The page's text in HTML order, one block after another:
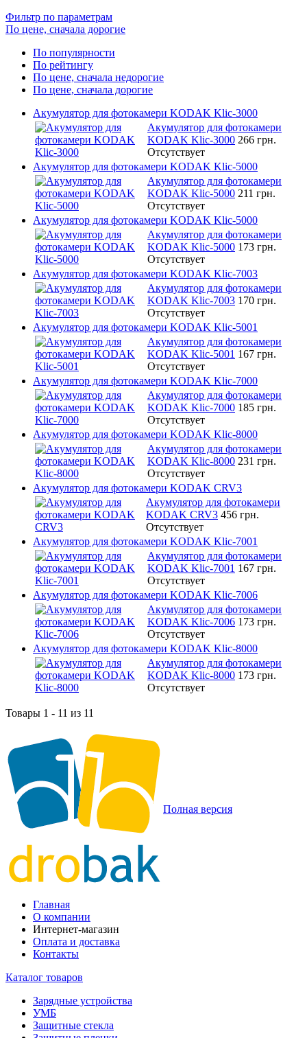
Фильтр по параметрам
По цене, сначала дорогие
По популярности
По рейтингу
По цене, сначала недорогие
По цене, сначала дорогие
Акумулятор для фотокамери KODAK Klic-3000
Акумулятор для фотокамери
KODAK Klic-3000 266 грн.
Отсутствует
Акумулятор для фотокамери KODAK Klic-5000
Акумулятор для фотокамери
KODAK Klic-5000 211 грн.
Отсутствует
Акумулятор для фотокамери KODAK Klic-5000
Акумулятор для фотокамери
KODAK Klic-5000 173 грн.
Отсутствует
Акумулятор для фотокамери KODAK Klic-7003
Акумулятор для фотокамери
KODAK Klic-7003 170 грн.
Отсутствует
Акумулятор для фотокамери KODAK Klic-5001
Акумулятор для фотокамери
KODAK Klic-5001 167 грн.
Отсутствует
Акумулятор для фотокамери KODAK Klic-7000
Акумулятор для фотокамери
KODAK Klic-7000 185 грн.
Отсутствует
Акумулятор для фотокамери KODAK Klic-8000
Акумулятор для фотокамери
KODAK Klic-8000 231 грн.
Отсутствует
Акумулятор для фотокамери KODAK CRV3
Акумулятор для фотокамери
KODAK CRV3 456 грн.
Отсутствует
Акумулятор для фотокамери KODAK Klic-7001
Акумулятор для фотокамери
KODAK Klic-7001 167 грн.
Отсутствует
Акумулятор для фотокамери KODAK Klic-7006
Акумулятор для фотокамери
KODAK Klic-7006 173 грн.
Отсутствует
Акумулятор для фотокамери KODAK Klic-8000
Акумулятор для фотокамери
KODAK Klic-8000 173 грн.
Отсутствует
Товары 1 - 11 из 11
Полная версия
Главная
О компании
Интернет-магазин
Оплата и доставка
Контакты
Каталог товаров
Зарядные устройства
УМБ
Защитные стекла